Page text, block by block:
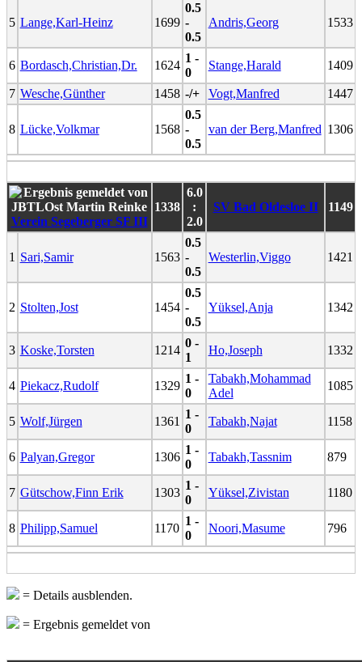
5 Lange,Karl-Heinz 1699
0.5
-
0.5
Andris,Georg 1533
6 Bordasch,Christian,Dr. 1624
1 -
0
Stange,Harald 1409
7 Wesche,Günther 1458 -/+ Vogt,Manfred 1447
8 Lücke,Volkmar 1568
0.5
-
0.5
van der Berg,Manfred 1306
Verein Segeberger SF III
1338
6.0
:
2.0
SV Bad Oldesloe II 1149
1 Sari,Samir 1563
0.5
-
0.5
Westerlin,Viggo 1421
2 Stolten,Jost 1454
0.5
-
0.5
Yüksel,Anja 1342
3 Koske,Torsten 1214
0 -
1
Ho,Joseph 1332
4 Piekacz,Rudolf 1329
1 -
0
Tabakh,Mohammad
Adel
1085
5 Wolf,Jürgen 1361
1 -
0
Tabakh,Najat 1158
6 Palyan,Gregor 1306
1 -
0
Tabakh,Tassnim 879
7 Gütschow,Finn Erik 1303
1 -
0
Yüksel,Zivistan 1180
8 Philipp,Samuel 1170
1 -
0
Noori,Masume 796
= Details ausblenden.
= Ergebnis gemeldet von